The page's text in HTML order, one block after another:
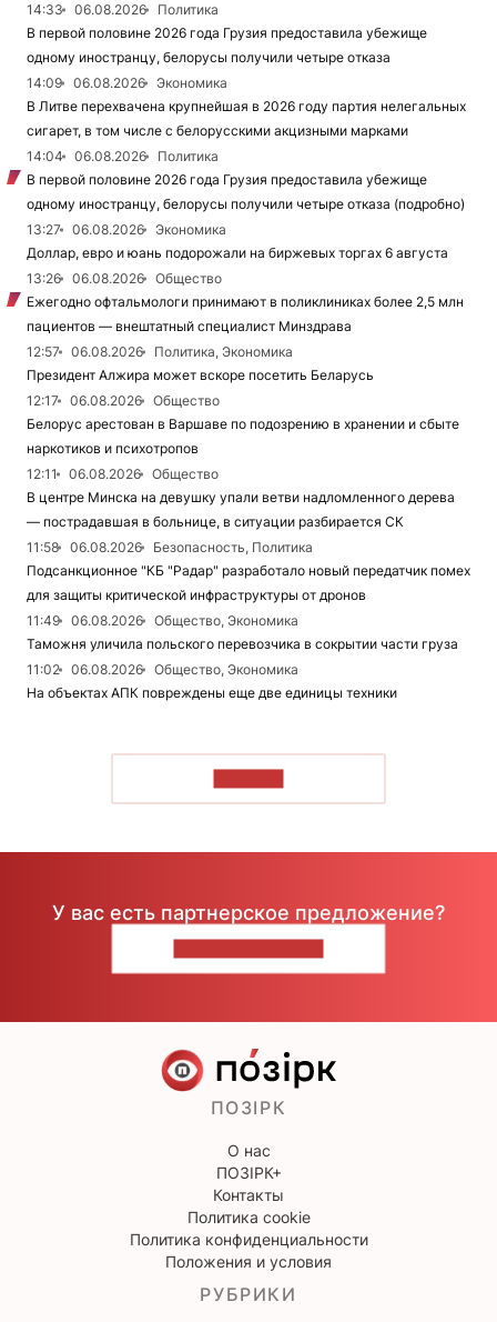
14:33
06.08.2026
Политика
В первой половине 2026 года Грузия предоставила убежище
одному иностранцу, белорусы получили четыре отказа
14:09
06.08.2026
Экономика
В Литве перехвачена крупнейшая в 2026 году партия нелегальных
сигарет, в том числе с белорусскими акцизными марками
14:04
06.08.2026
Политика
В первой половине 2026 года Грузия предоставила убежище
одному иностранцу, белорусы получили четыре отказа (подробно)
13:27
06.08.2026
Экономика
Доллар, евро и юань подорожали на биржевых торгах 6 августа
13:26
06.08.2026
Общество
Ежегодно офтальмологи принимают в поликлиниках более 2,5 млн
пациентов — внештатный специалист Минздрава
12:57
06.08.2026
Политика, Экономика
Президент Алжира может вскоре посетить Беларусь
12:17
06.08.2026
Общество
Белорус арестован в Варшаве по подозрению в хранении и сбыте
наркотиков и психотропов
12:11
06.08.2026
Общество
В центре Минска на девушку упали ветви надломленного дерева
— пострадавшая в больнице, в ситуации разбирается СК
11:58
06.08.2026
Безопасность, Политика
Подсанкционное "КБ "Радар" разработало новый передатчик помех
для защиты критической инфраструктуры от дронов
11:49
06.08.2026
Общество, Экономика
Таможня уличила польского перевозчика в сокрытии части груза
11:02
06.08.2026
Общество, Экономика
На объектах АПК повреждены еще две единицы техники
У вас есть партнерское предложение?
ПОЗІРК
О нас
ПОЗІРК+
Контакты
Политика cookie
Политика конфиденциальности
Положения и условия
РУБРИКИ